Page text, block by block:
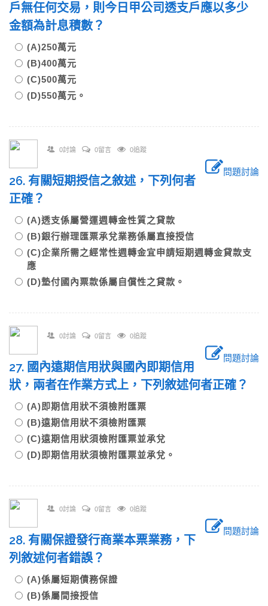
戶無任何交易，則今日甲公司透支戶應以多少
金額為計息積數？
(A)250萬元
(B)400萬元
(C)500萬元
(D)550萬元。
0討論 0留言 0追蹤
問題討論
26. 有關短期授信之敘述，下列何者
正確？
(A)透支係屬營運週轉金性質之貸款
(B)銀行辦理匯票承兌業務係屬直接授信
(C)企業所需之經常性週轉金宜申請短期週轉金貸款支
應
(D)墊付國內票款係屬自償性之貸款。
0討論 0留言 0追蹤
問題討論
27. 國內遠期信用狀與國內即期信用
狀，兩者在作業方式上，下列敘述何者正確？
(A)即期信用狀不須檢附匯票
(B)遠期信用狀不須檢附匯票
(C)遠期信用狀須檢附匯票並承兌
(D)即期信用狀須檢附匯票並承兌。
0討論 0留言 0追蹤
問題討論
28. 有關保證發行商業本票業務，下
列敘述何者錯誤？
(A)係屬短期債務保證
(B)係屬間接授信